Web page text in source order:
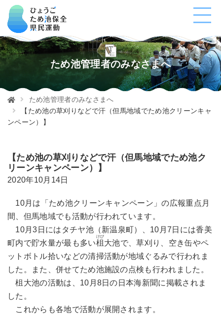
ため池管理者のみなさまへ
ため池管理者のみなさまへ
【ため池の草刈りなどで汗（但馬地域でため池クリーンキャ
ンペーン）】
【ため池の草刈りなどで汗（但馬地域でため池ク
リーンキャンペーン）】
2020年10月14日
10月は「ため池クリーンキャンペーン」の広報重点月
間、但馬地域でも活動が行われています。
10月3日にはタチヤ池（新温泉町）、10月7日には香美
町内で貯水量が最も多い柤
けび
大池で、草刈り、空き缶やペ
ットボトル拾いなどの清掃活動が地域ぐるみで行われま
した。また、併せてため池施設の点検も行われました。
柤大池の活動は、10月8日の日本海新聞に掲載されま
した。
これからも各地で活動が展開されます。